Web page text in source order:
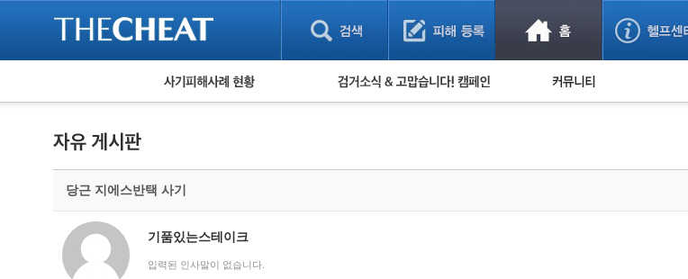
피해사례 현황
보이스피싱 피해사례
유해사이트 목록
비공개 피해사례
검거 소식 사기 예방했어요!
당근 지에스반택 사기
기품있는스테이크
입력된 인사말이 없습니다.